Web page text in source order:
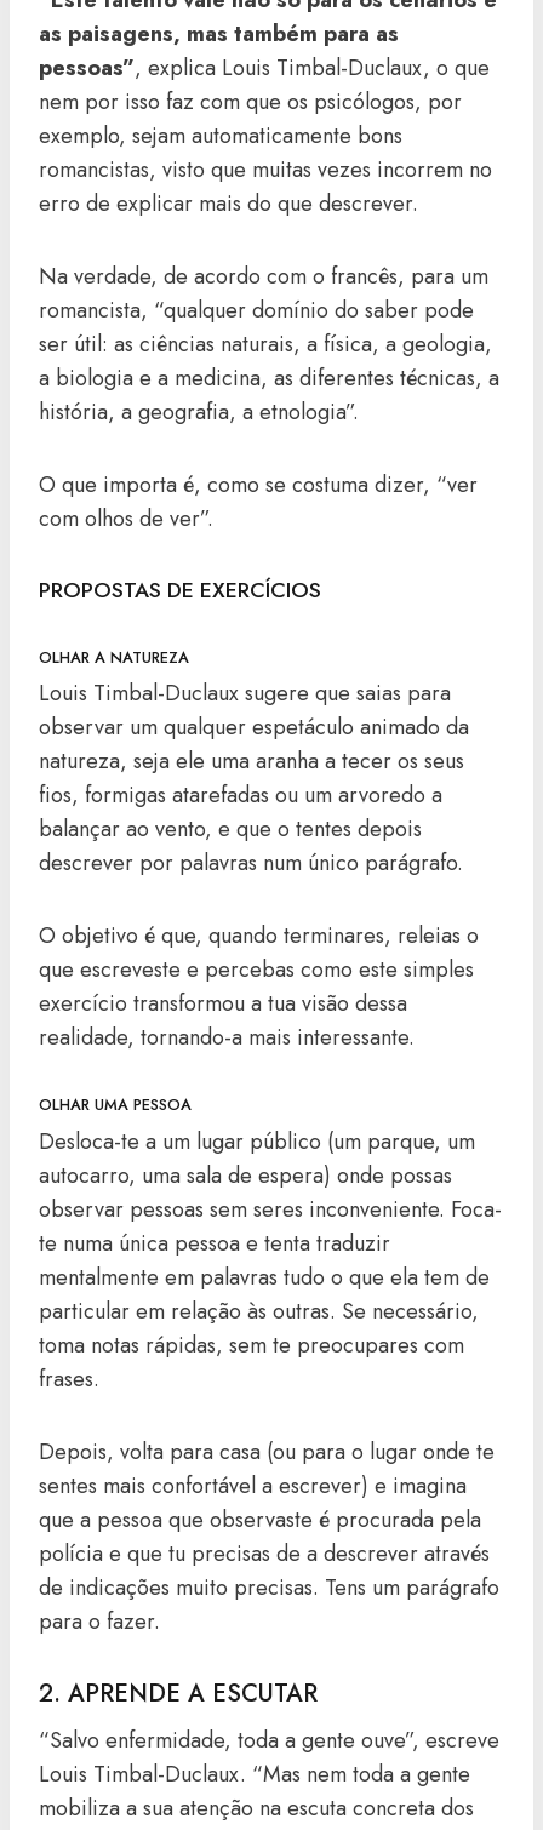
as paisagens, mas também para as
pessoas”, explica Louis Timbal-Duclaux, o que
nem por isso faz com que os psicólogos, por
exemplo, sejam automaticamente bons
romancistas, visto que muitas vezes incorrem no
erro de explicar mais do que descrever.
Na verdade, de acordo com o francês, para um
romancista, “qualquer domínio do saber pode
ser útil: as ciências naturais, a física, a geologia,
a biologia e a medicina, as diferentes técnicas, a
história, a geografia, a etnologia”.
O que importa é, como se costuma dizer, “ver
com olhos de ver”.
PROPOSTAS DE EXERCÍCIOS
OLHAR A NATUREZA
Louis Timbal-Duclaux sugere que saias para
observar um qualquer espetáculo animado da
natureza, seja ele uma aranha a tecer os seus
fios, formigas atarefadas ou um arvoredo a
balançar ao vento, e que o tentes depois
descrever por palavras num único parágrafo.
O objetivo é que, quando terminares, releias o
que escreveste e percebas como este simples
exercício transformou a tua visão dessa
realidade, tornando-a mais interessante.
OLHAR UMA PESSOA
Desloca-te a um lugar público (um parque, um
autocarro, uma sala de espera) onde possas
observar pessoas sem seres inconveniente. Foca-
te numa única pessoa e tenta traduzir
mentalmente em palavras tudo o que ela tem de
particular em relação às outras. Se necessário,
toma notas rápidas, sem te preocupares com
frases.
Depois, volta para casa (ou para o lugar onde te
sentes mais confortável a escrever) e imagina
que a pessoa que observaste é procurada pela
polícia e que tu precisas de a descrever através
de indicações muito precisas. Tens um parágrafo
para o fazer.
2. APRENDE A ESCUTAR
“Salvo enfermidade, toda a gente ouve”, escreve
Louis Timbal-Duclaux. “Mas nem toda a gente
mobiliza a sua atenção na escuta concreta dos